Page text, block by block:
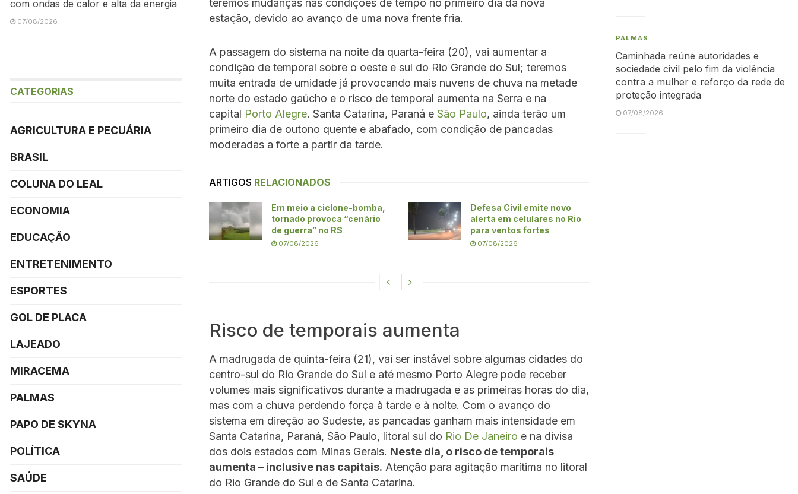
estação, devido ao avanço de uma nova frente fria.
A passagem do sistema na noite da quarta-feira (20), vai aumentar a
condição de temporal sobre o oeste e sul do Rio Grande do Sul; teremos
muita entrada de umidade já provocando mais nuvens de chuva na metade
norte do estado gaúcho e o risco de temporal aumenta na Serra e na
capital Porto Alegre. Santa Catarina, Paraná e São Paulo, ainda terão um
primeiro dia de outono quente e abafado, com condição de pancadas
moderadas a forte a partir da tarde.
ARTIGOS RELACIONADOS
Em meio a ciclone-bomba,
tornado provoca “cenário
de guerra” no RS
07/08/2026
Defesa Civil emite novo
alerta em celulares no Rio
para ventos fortes
07/08/2026
Risco de temporais aumenta
A madrugada de quinta-feira (21), vai ser instável sobre algumas cidades do
centro-sul do Rio Grande do Sul e até mesmo Porto Alegre pode receber
volumes mais significativos durante a madrugada e as primeiras horas do dia,
mas com a chuva perdendo força à tarde e à noite. Com o avanço do
sistema em direção ao Sudeste, as pancadas ganham mais intensidade em
Santa Catarina, Paraná, São Paulo, litoral sul do Rio De Janeiro e na divisa
dos dois estados com Minas Gerais. Neste dia, o risco de temporais
aumenta – inclusive nas capitais. Atenção para agitação marítima no litoral
do Rio Grande do Sul e de Santa Catarina.
com ondas de calor e alta da energia
07/08/2026
CATEGORIAS
AGRICULTURA E PECUÁRIA
BRASIL
COLUNA DO LEAL
ECONOMIA
EDUCAÇÃO
ENTRETENIMENTO
ESPORTES
GOL DE PLACA
LAJEADO
MIRACEMA
PALMAS
PAPO DE SKYNA
POLÍTICA
SAÚDE
PALMAS
Caminhada reúne autoridades e
sociedade civil pelo fim da violência
contra a mulher e reforço da rede de
proteção integrada
07/08/2026